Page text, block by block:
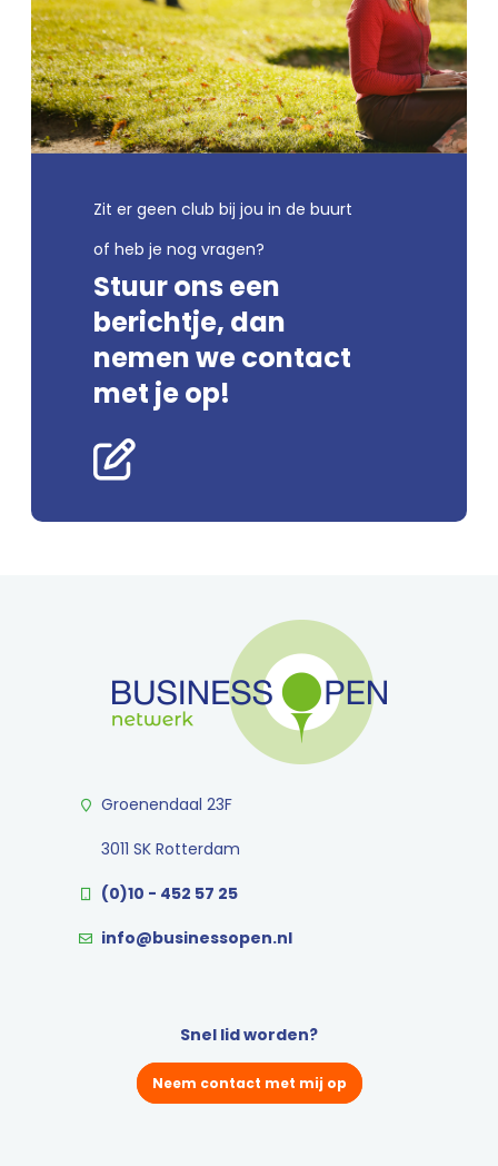
Zit er geen club bij jou in de buurt
of heb je nog vragen?
Stuur ons een
berichtje, dan
nemen we contact
met je op!
Groenendaal 23F
3011 SK Rotterdam
(0)10 - 452 57 25
info@businessopen.nl
Snel lid worden?
Neem contact met mij op